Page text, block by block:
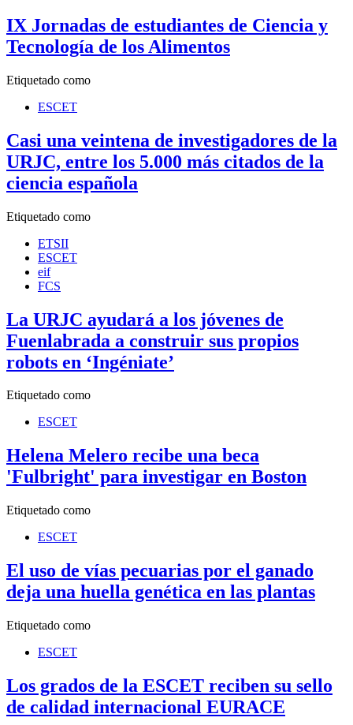
IX Jornadas de estudiantes de Ciencia y
Tecnología de los Alimentos
Etiquetado como
ESCET
Casi una veintena de investigadores de la
URJC, entre los 5.000 más citados de la
ciencia española
Etiquetado como
ETSII
ESCET
eif
FCS
La URJC ayudará a los jóvenes de
Fuenlabrada a construir sus propios
robots en ‘Ingéniate’
Etiquetado como
ESCET
Helena Melero recibe una beca
'Fulbright' para investigar en Boston
Etiquetado como
ESCET
El uso de vías pecuarias por el ganado
deja una huella genética en las plantas
Etiquetado como
ESCET
Los grados de la ESCET reciben su sello
de calidad internacional EURACE